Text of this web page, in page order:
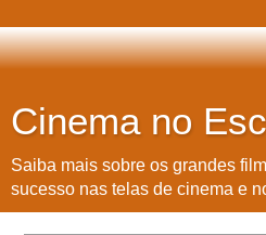
Cinema no
Saiba mais sobre os grandes
sucesso nas telas de cinema e